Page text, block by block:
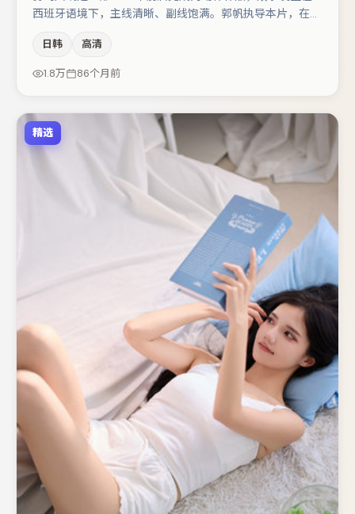
西班牙语境下，主线清晰、副线饱满。郭帆执导本片，在场
主演阵容包括王景春、肖央、于和伟等，角色动机前后呼
应，适合喜欢抠台词与伏笔的观众。节奏紧凑、反转有度，
日韩 高清
1.8万 86个月前
精选